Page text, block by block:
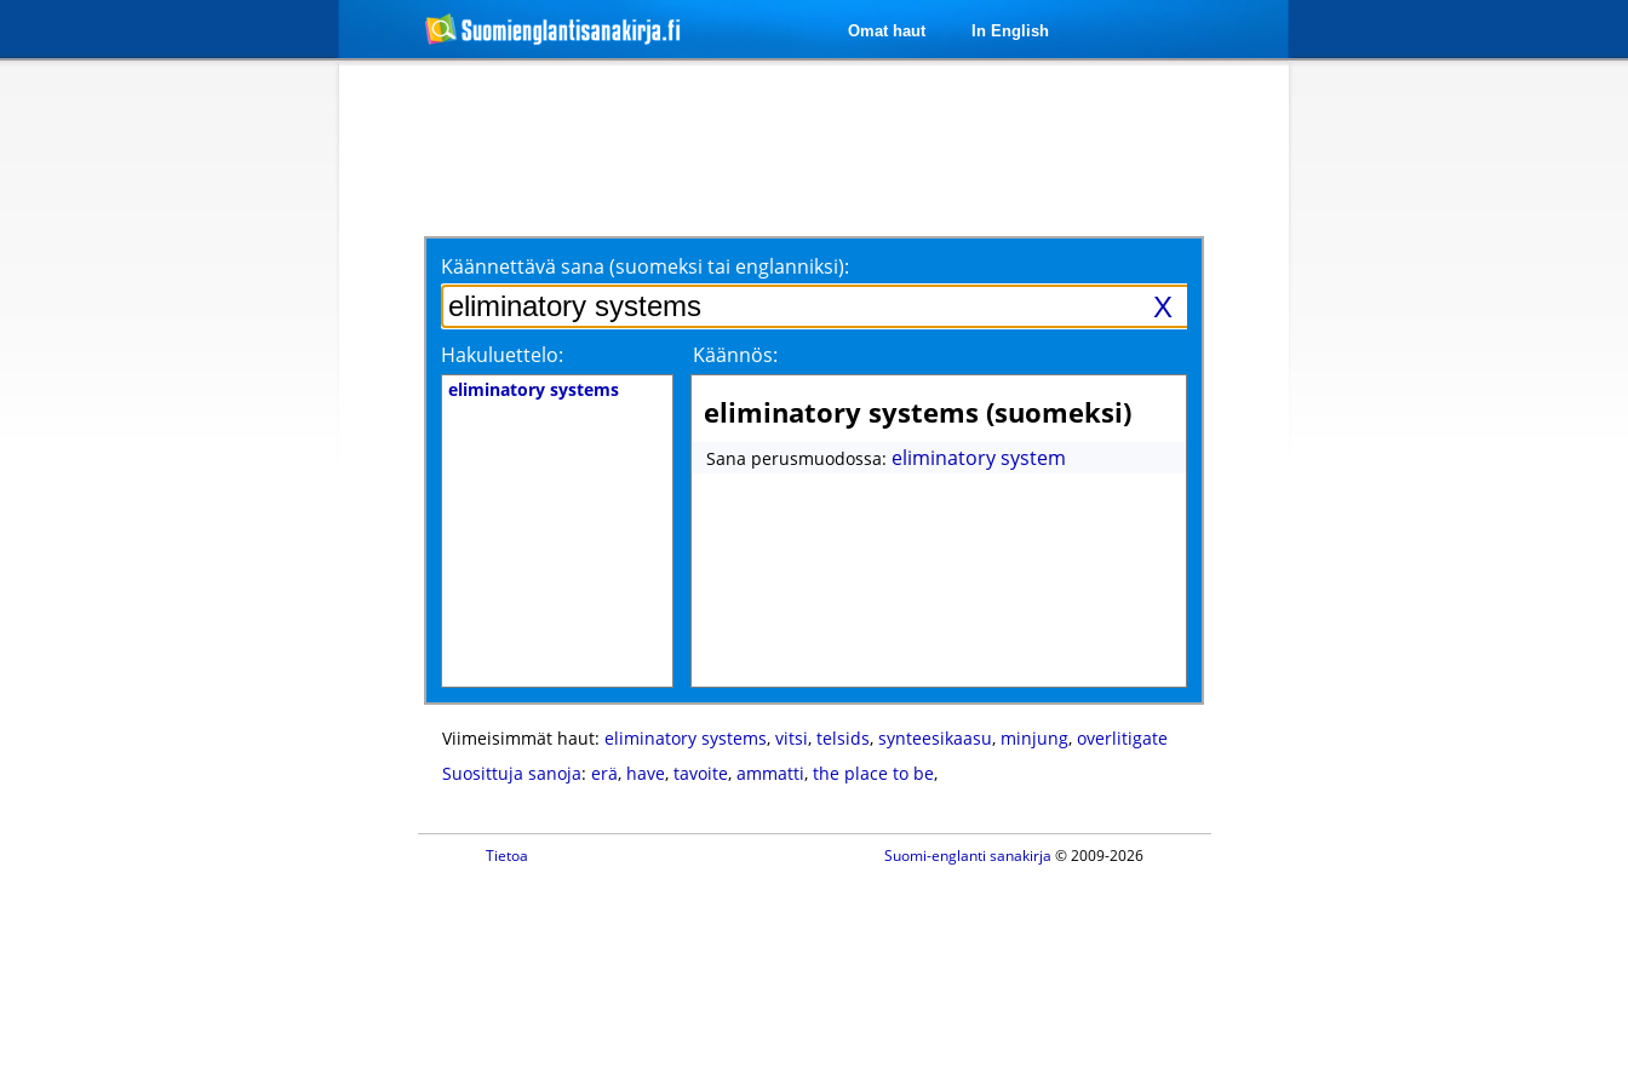
Omat haut In English
Käännettävä sana (suomeksi tai englanniksi):
X
Hakuluettelo: Käännös:
eliminatory systems
eliminatory systems (suomeksi)
Sana perusmuodossa: eliminatory system
Viimeisimmät haut: eliminatory systems, vitsi, telsids, synteesikaasu, minjung, overlitigate
Suosittuja sanoja: erä, have, tavoite, ammatti, the place to be,
Tietoa Suomi-englanti sanakirja © 2009-2026